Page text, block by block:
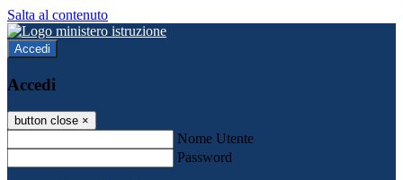
Salta al contenuto
Accedi
Accedi
button close ×
Nome Utente
Password